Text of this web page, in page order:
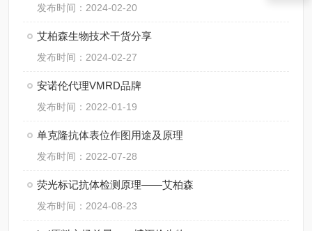
发布时间：2024-02-20
艾柏森生物技术干货分享
发布时间：2024-02-27
安诺伦代理VMRD品牌
发布时间：2022-01-19
单克隆抗体表位作图用途及原理
发布时间：2022-07-28
荧光标记抗体检测原理——艾柏森
发布时间：2024-08-23